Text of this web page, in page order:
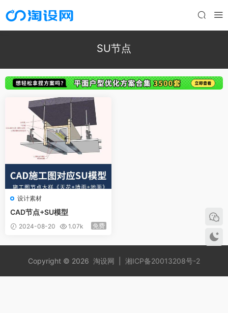
SU节点
设计素材
CAD节点+SU模型
2024-08-20 1.07k 免费
Copyright © 2026 淘设网 湘ICP备20013208号-2